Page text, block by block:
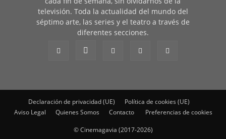
televisión. Toda la actualidad del mundo del
séptimo arte, las series y el teatro a través de
diferentes secciones.
Declaración de privacidad (UE)
Política de cookies (UE)
Aviso Legal
Quienes Somos Contacto Preferencias de cookies
© Cinemagavia (2017-2026)